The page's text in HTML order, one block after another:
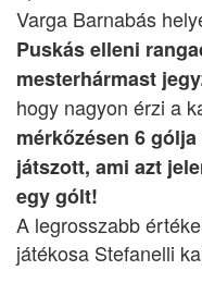
Varga Barnabás
Puskás elleni
mesterhármast
hogy nagyon érzi a
mérkőzésen 6
játszott, ami azt
egy gólt!
A legrosszabb
játékosa Stefanelli